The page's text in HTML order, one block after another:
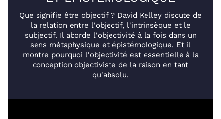
Que signifie être objectif ? David Kelley discute de
la relation entre l'objectif, l'intrinsèque et le
subjectif. Il aborde l'objectivité à la fois dans un
sens métaphysique et épistémologique. Et il
montre pourquoi l'objectivité est essentielle à la
conception objectiviste de la raison en tant
qu'absolu.